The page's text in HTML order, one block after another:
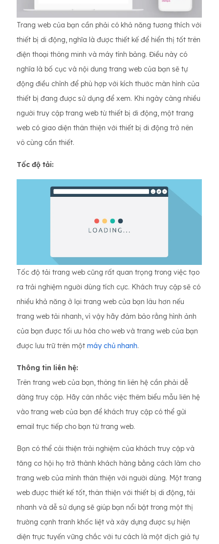
Trang web của bạn cần phải có khả năng tương thích với
thiết bị di động, nghĩa là được thiết kế để hiển thị tốt trên
điện thoại thông minh và máy tính bảng. Điều này có
nghĩa là bố cục và nội dung trang web của bạn sẽ tự
động điều chỉnh để phù hợp với kích thước màn hình của
thiết bị đang được sử dụng để xem. Khi ngày càng nhiều
người truy cập trang web từ thiết bị di động, một trang
web có giao diện thân thiện với thiết bị di động trở nên
vô cùng cần thiết.
Tốc độ tải:
Tốc độ tải trang web cũng rất quan trọng trong việc tạo
ra trải nghiệm người dùng tích cực. Khách truy cập sẽ có
nhiều khả năng ở lại trang web của bạn lâu hơn nếu
trang web tải nhanh, vì vậy hãy đảm bảo rằng hình ảnh
của bạn được tối ưu hóa cho web và trang web của bạn
được lưu trữ trên một máy chủ nhanh.
Thông tin liên hệ:
Trên trang web của bạn, thông tin liên hệ cần phải dễ
dàng truy cập. Hãy cân nhắc việc thêm biểu mẫu liên hệ
vào trang web của bạn để khách truy cập có thể gửi
email trực tiếp cho bạn từ trang web.
Bạn có thể cải thiện trải nghiệm của khách truy cập và
tăng cơ hội họ trở thành khách hàng bằng cách làm cho
trang web của mình thân thiện với người dùng. Một trang
web được thiết kế tốt, thân thiện với thiết bị di động, tải
nhanh và dễ sử dụng sẽ giúp bạn nổi bật trong một thị
trường cạnh tranh khốc liệt và xây dựng được sự hiện
diện trực tuyến vững chắc với tư cách là một dịch giả tự